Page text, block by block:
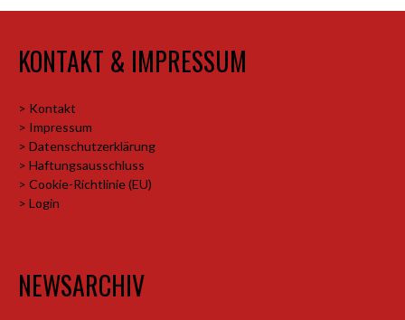
KONTAKT & IMPRESSUM
> Kontakt
> Impressum
> Datenschutzerklärung
> Haftungsausschluss
> Cookie-Richtlinie (EU)
> Login
NEWSARCHIV